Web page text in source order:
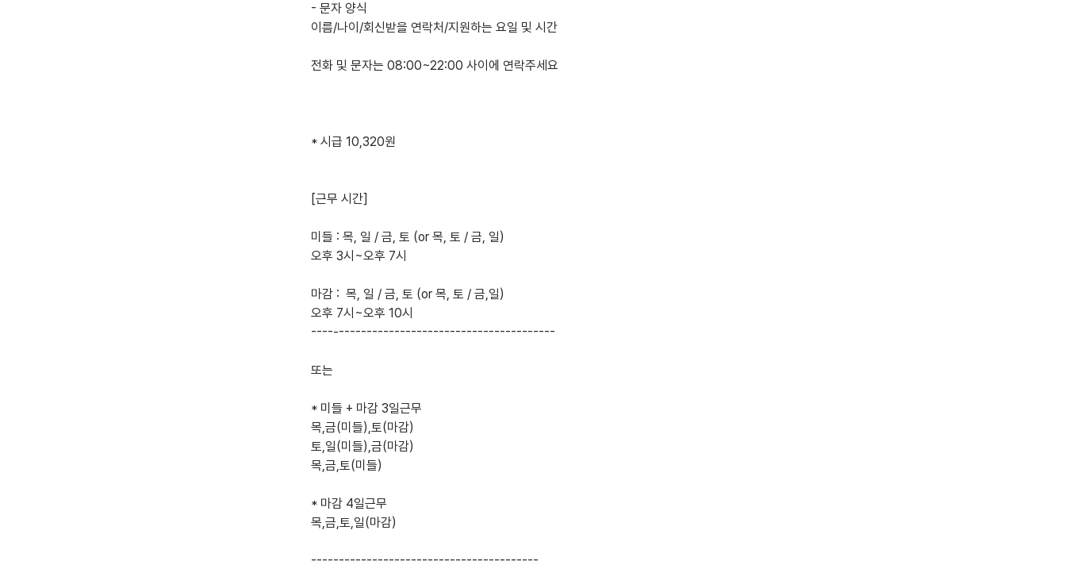
- 문자 양식
이름/나이/회신받을 연락처/지원하는 요일 및 시간
전화 및 문자는 08:00~22:00 사이에 연락주세요
* 시급 10,320원
[근무 시간]
미들 : 목, 일 / 금, 토 (or 목, 토 / 금, 일)
오후 3시~오후 7시
마감 :  목, 일 / 금, 토 (or 목, 토 / 금,일)
오후 7시~오후 10시
----‐---------------------------------------
또는
* 미들 + 마감 3일근무
목,금(미들),토(마감)
토,일(미들),금(마감)
목,금,토(미들)
* 마감 4일근무
목,금,토,일(마감)
-----------------------------------------